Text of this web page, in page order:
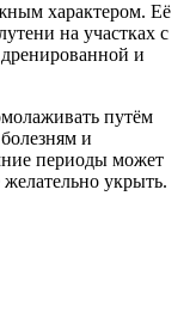
характером. Её
на участках с
и
путём
и
периоды может
укрыть.